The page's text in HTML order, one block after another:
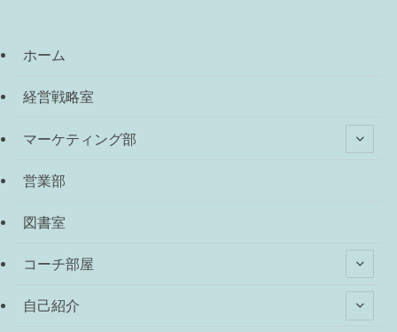
ホーム
経営戦略室
マーケティング部
営業部
図書室
コーチ部屋
自己紹介